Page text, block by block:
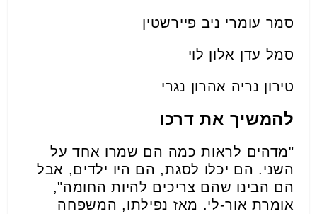
סמר עומרי ניב פיירשטין
סמל עדן אלון לוי
טירון נריה אהרון נגרי
להמשיך את דרכו
"מדהים לראות כמה הם שמרו אחד על
השני. הם יכלו לסגת, הם היו ילדים, אבל
הם הבינו שהם צריכים להיות החומה",
אומרת אור-לי. מאז נפילתו, המשפחה